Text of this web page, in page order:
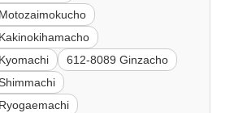
612-8089 Ginzacho